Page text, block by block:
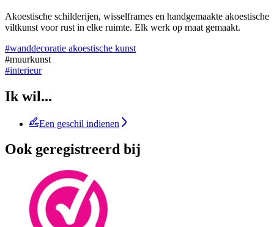
Akoestische schilderijen, wisselframes en handgemaakte akoestische
viltkunst voor rust in elke ruimte. Elk werk op maat gemaakt.
#wanddecoratie akoestische kunst
#muurkunst
#interieur
Ik wil...
Een geschil indienen
Ook geregistreerd bij